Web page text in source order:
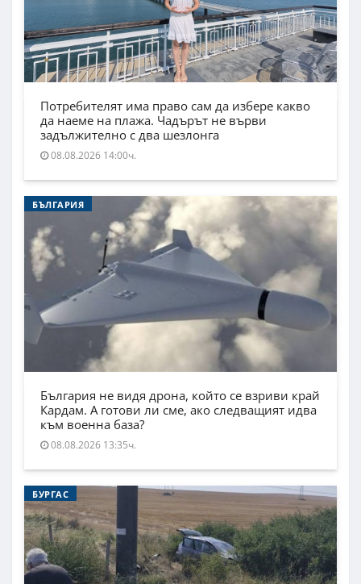
Потребителят има право сам да избере какво
да наеме на плажа. Чадърът не върви
задължително с два шезлонга
08.08.2026 14:00ч.
БЪЛГАРИЯ
България не видя дрона, който се взриви край
Кардам. А готови ли сме, ако следващият идва
към военна база?
08.08.2026 13:35ч.
БУРГАС